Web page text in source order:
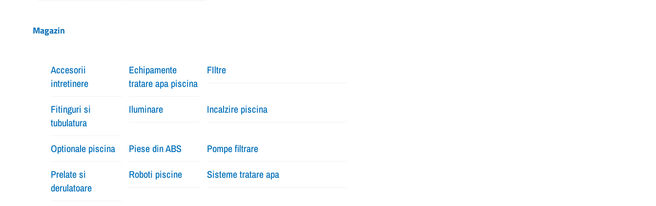
Magazin
Accesorii
intretinere
Echipamente
tratare apa piscina
FIltre
Fitinguri si
tubulatura
Iluminare Incalzire piscina
Optionale piscina Piese din ABS
Pompe filtrare
Prelate si
derulatoare
Roboti piscine Sisteme tratare apa